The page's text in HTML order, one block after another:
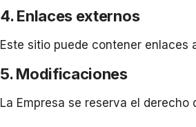
4. Enlaces externos
Este sitio puede contener enlaces
5. Modificaciones
La Empresa se reserva el